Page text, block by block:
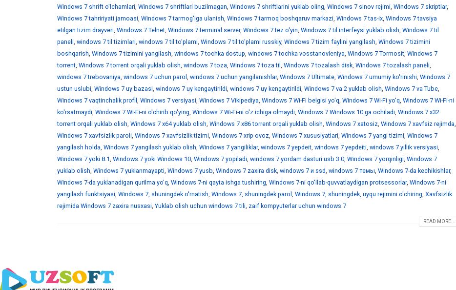
Windows 7 shrift o'lchamlari, Windows 7 shriftlari buzilmagan, Windows 7 shriftlarini yuklab oling, Windows 7 sinov rejimi, Windows 7 skriptlar,
Windows 7 tahririyati jamoasi, Windows 7 tarmog'iga ulanish, Windows 7 tarmoq boshqaruv markazi, Windows 7 tas-ix, Windows 7 tavsiya
etilgan tizim drayveri, Windows 7 Telnet, Windows 7 terminal server, Windows 7 tez o'yin, Windows 7 til interfeysi yuklab olish, Windows 7 til
paneli, windows 7 til tizimlari, windows 7 til to'plami, Windows 7 til to'plami russkiy, Windows 7 tizim faylini yangilash, Windows 7 tizimini
boshqarish, Windows 7 tizimini yangilash, windows 7 tochka dostup, windows 7 tochka vosstanovleniya, Windows 7 Tormosit, Windows 7
torrent, Windows 7 torrent orqali yuklab olish, windows 7 toza, Windows 7 toza til , Windows 7 tozalash disk, Windows 7 tozalash paneli,
windows 7 trebovaniya, windows 7 uchun parol , windows 7 uchun yangilanishlar, Windows 7 Ultimate, Windows 7 umumiy ko'rinishi, Windows 7
ustun uslubi, Windows 7 uy bazasi, windows 7 uy kengaytirildi, windows 7 uy kengaytirildi, Windows 7 va 2 yuklab olish, Windows 7 va Tube,
Windows 7 vaqtinchalik profil , Windows 7 versiyasi, Windows 7 Vikipediya, Windows 7 Wi-Fi belgisi yo'q, Windows 7 Wi-Fi yo'q, Windows 7 Wi-Fi-ni
ko'rsatmaydi, Windows 7 Wi-Fi-ni o'chirib qo'ying, Windows 7 Wi-Fi-ni o'z ichiga olmaydi, Windows 7 Windows 10 ga ochiladi, Windows 7 x32
torrent orqali yuklab olish, Windows 7 x64 yuklab olish, Windows 7 x86 torrent orqali yuklab olish, Windows 7 xatosiz, Windows 7 xavfsiz rejimda,
Windows 7 xavfsizlik paroli, Windows 7 xavfsizlik tizimi, Windows 7 xrip ovoz, Windows 7 xususiyatlari, Windows 7 yangi tizimi, Windows 7
yangilash holda, Windows 7 yangilash yuklab olish, Windows 7 yangiliklar, windows 7 yepdeit, windows 7 yepdeiti, windows 7 yillik versiyasi,
Windows 7 yoki 8.1, Windows 7 yoki Windows 10, Windows 7 yopiladi, windows 7 yordam dasturi usb 3.0, Windows 7 yorqinligi, Windows 7
yuklab olish, Windows 7 yuklanmayapti, Windows 7 yusb, Windows 7 zaxira disk, windows 7 и ssd, windows 7 темы, Windows 7-da kechikishlar,
Windows 7-da yuklanadigan qurilma yo'q, Windows 7-ni qayta ishga tushiring, Windows 7-ni qo'llab-quvvatlaydigan protsessorlar, Windows 7-ni
yangilash funktsiyasi, Windows 7, shuningdek o'rnatish, Windows 7, shuningdek parol , Windows 7, shuningdek, uyqu rejimini o'chiring, Xavfsizlik
rejimida Windows 7 zaxira nusxasi, Yuklab olish uchun windows 7 tili, zaif kompyuterlar uchun windows 7
READ MORE...